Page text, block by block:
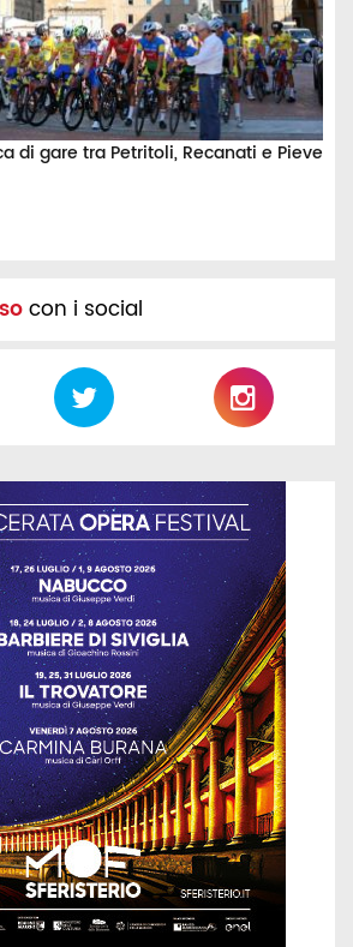
di gare tra Petritoli, Recanati e Pieve
con i social